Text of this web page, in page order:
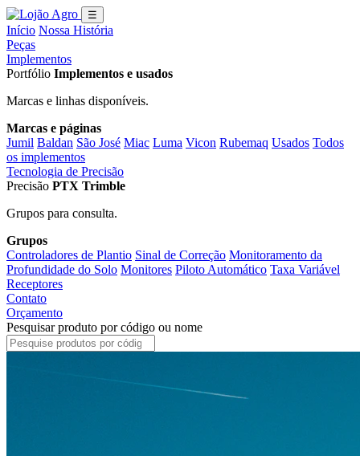
☰
Início Nossa História
Peças
Implementos
Portfólio Implementos e usados
Marcas e linhas disponíveis.
Marcas e páginas
Jumil Baldan São José Miac Luma Vicon Rubemaq Usados Todos
os implementos
Tecnologia de Precisão
Precisão PTX Trimble
Grupos para consulta.
Grupos
Controladores de Plantio Sinal de Correção Monitoramento da
Profundidade do Solo Monitores Piloto Automático Taxa Variável
Receptores
Contato
Orçamento
Pesquisar produto por código ou nome